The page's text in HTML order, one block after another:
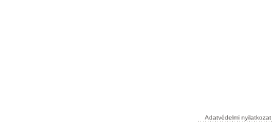
Adatvédelmi nyilatkozat